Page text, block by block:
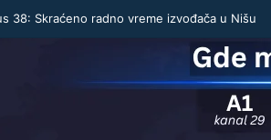
38: Skraćeno radno vreme izvođača u Nišu